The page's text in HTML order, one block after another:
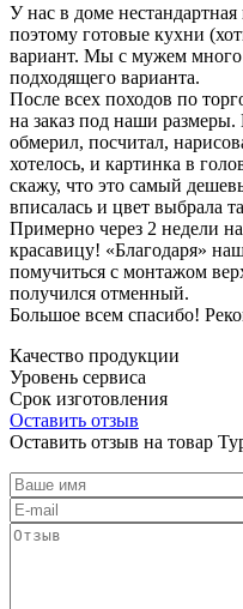
У нас в доме
поэтому готовые кухни
вариант. Мы с мужем
подходящего варианта.
После всех походов по
на заказ под наши
обмерил, посчитал,
хотелось, и картинка в
скажу, что это самый
вписалась и цвет выбрала
Примерно через 2 недели
красавицу! «Благодаря»
помучиться с монтажом
получился отменный.
Большое всем спасибо!
Качество продукции
Уровень сервиса
Срок изготовления
Оставить отзыв
Оставить отзыв на товар